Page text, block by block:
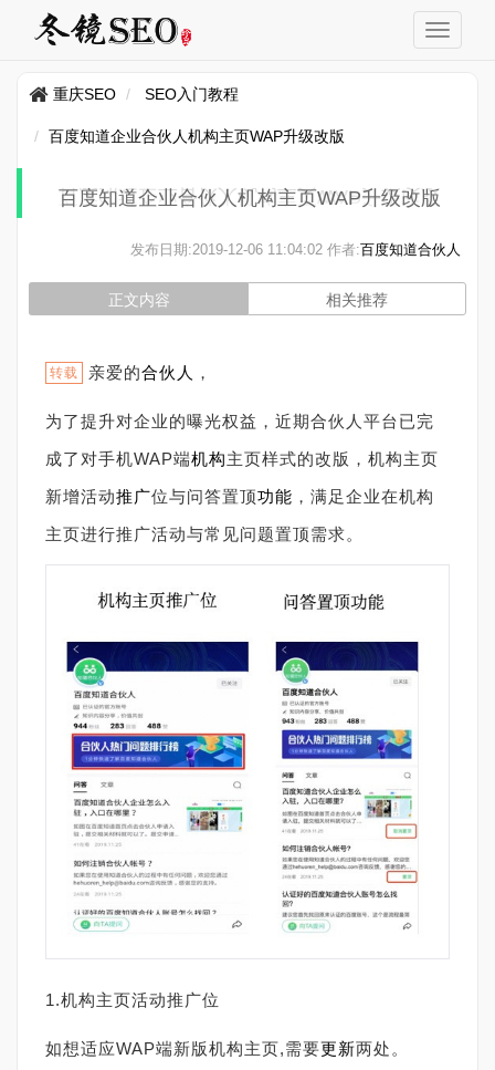
重庆SEO SEO入门教程
百度知道企业合伙人机构主页WAP升级改版
百度知道企业合伙人机构主页WAP升级改版
发布日期:2019-12-06 11:04:02 作者:百度知道合伙人
正文内容 相关推荐
转载 亲爱的合伙人 ，
为了提升对企业的曝光权益，近期合伙人平台已完
成了对手机WAP端机构主页样式的改版，机构主页
新增活动推广位与问答置顶功能 ，满足企业在机构
主页进行推广活动与常见问题置顶需求。
1.机构主页活动推广位
如想适应WAP端新版机构主页,需要更新两处。